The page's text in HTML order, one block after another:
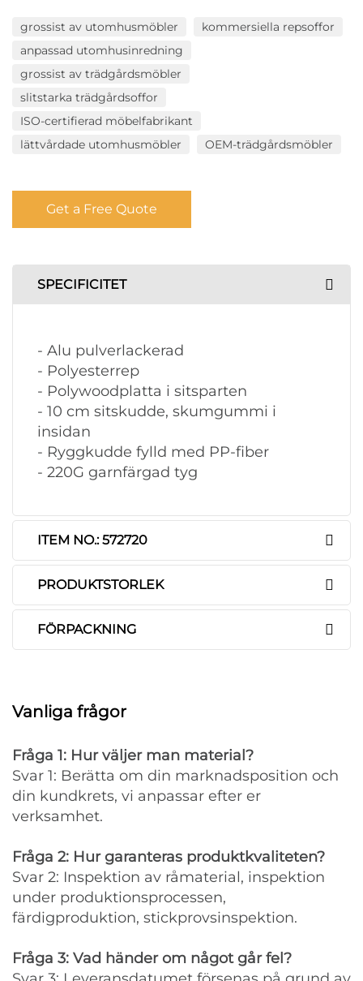
grossist av utomhusmöbler
kommersiella repsoffor
anpassad utomhusinredning
grossist av trädgårdsmöbler
slitstarka trädgårdsoffor
ISO-certifierad möbelfabrikant
lättvårdade utomhusmöbler
OEM-trädgårdsmöbler
Get a Free Quote
SPECIFICITET
- Alu pulverlackerad
- Polyesterrep
- Polywoodplatta i sitsparten
- 10 cm sitskudde, skumgummi i
insidan
- Ryggkudde fylld med PP-fiber
- 220G garnfärgad tyg
ITEM NO.: 572720
PRODUKTSTORLEK
FÖRPACKNING
Vanliga frågor
Fråga 1: Hur väljer man material?
Svar 1: Berätta om din marknadsposition och
din kundkrets, vi anpassar efter er
verksamhet.
Fråga 2: Hur garanteras produktkvaliteten?
Svar 2: Inspektion av råmaterial, inspektion
under produktionsprocessen,
färdigproduktion, stickprovsinspektion.
Fråga 3: Vad händer om något går fel?